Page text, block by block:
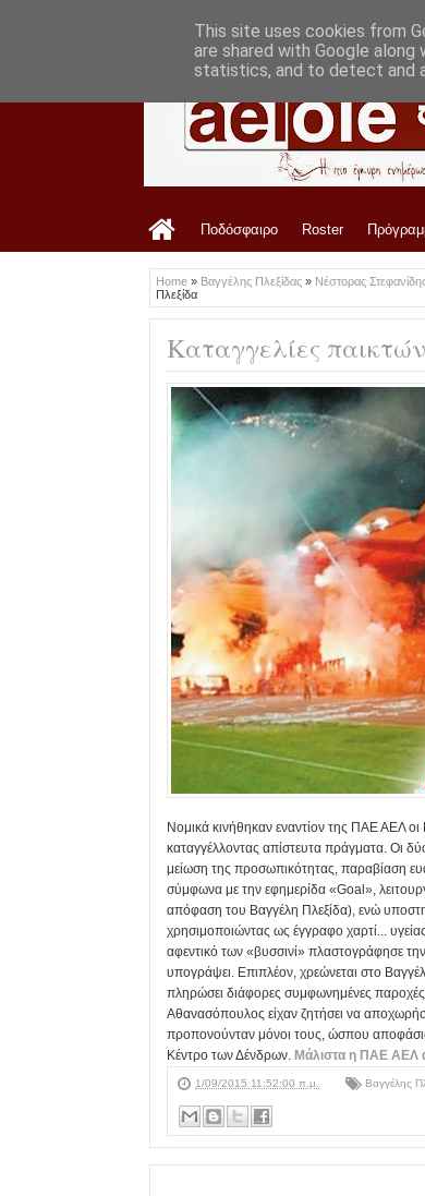
Ποδόσφαιρο Roster
Home » Βαγγέλης Πλεξίδας » Νέστορας
Πλεξίδα
Καταγγελίες
Νομικά κινήθηκαν εναντίον της ΠΑΕ ΑΕΛ
καταγγέλλοντας απίστευτα πράγματα. Οι
μείωση της προσωπικότητας, παραβίαση
σύμφωνα με την εφημερίδα «Goal»,
απόφαση του Βαγγέλη Πλεξίδα), ενώ
χρησιμοποιώντας ως έγγραφο χαρτί...
αφεντικό των «βυσσινί» πλαστογράφησε
υπογράψει. Επιπλέον, χρεώνεται στο
πληρώσει διάφορες συμφωνημένες
Αθανασόπουλος είχαν ζητήσει να
προπονούνταν μόνοι τους, ώσπου
Κέντρο των Δένδρων. Μάλιστα η ΠΑΕ ΑΕΛ
1/09/2015 11:52:00 π.μ. Βαγγέλης
This site uses cookies from
are shared with Google
statistics, and to detect and